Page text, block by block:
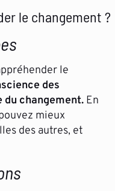
le changement ?
le
des
du changement. En
mieux
des autres, et